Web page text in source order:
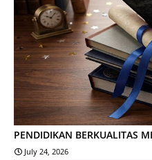
PENDIDIKAN BERKUALITAS
July 24, 2026